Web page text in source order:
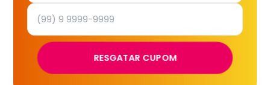
RESGATAR CUPOM